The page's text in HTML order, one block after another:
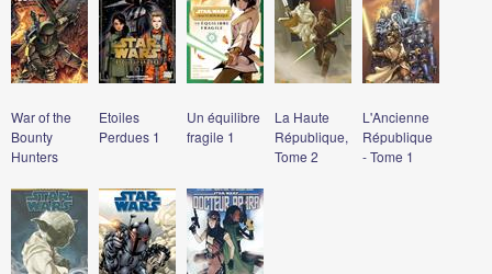
War of the
Bounty
Hunters
Etoiles
Perdues 1
Un équilibre
fragile 1
La Haute
République,
Tome 2
L'Ancienne
République
- Tome 1